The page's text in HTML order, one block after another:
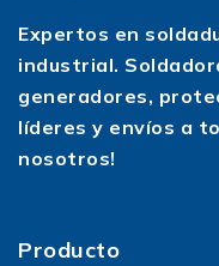
Expertos en
industrial.
generadores,
líderes y envíos a
nosotros!
Producto